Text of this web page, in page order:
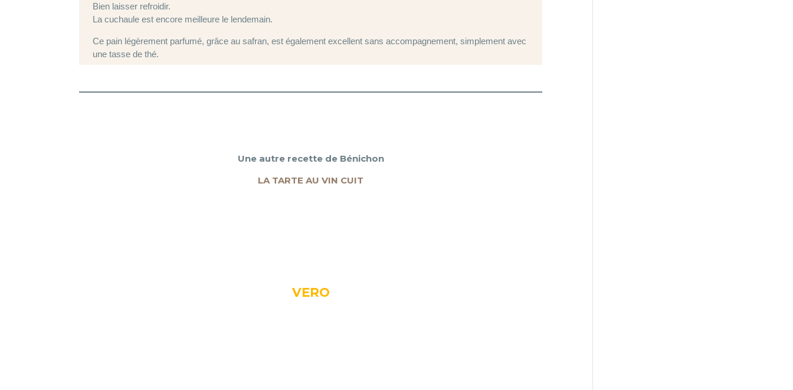
Bien laisser refroidir.
La cuchaule est encore meilleure le lendemain.
Ce pain légèrement parfumé, grâce au safran, est également excellent sans accompagnement, simplement avec
une tasse de thé.
Une autre recette de Bénichon
LA TARTE AU VIN CUIT
VERO